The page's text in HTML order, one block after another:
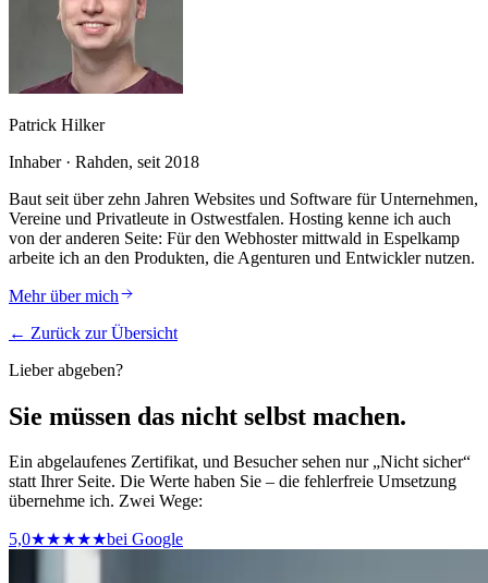
Patrick Hilker
Inhaber · Rahden, seit 2018
Baut seit über zehn Jahren Websites und Software für Unternehmen,
Vereine und Privatleute in Ostwestfalen. Hosting kenne ich auch
von der anderen Seite: Für den Webhoster mittwald in Espelkamp
arbeite ich an den Produkten, die Agenturen und Entwickler nutzen.
Mehr über mich
← Zurück zur Übersicht
Lieber abgeben?
Sie müssen das nicht selbst machen.
Ein abgelaufenes Zertifikat, und Besucher sehen nur „Nicht sicher“
statt Ihrer Seite. Die Werte haben Sie – die fehlerfreie Umsetzung
übernehme ich. Zwei Wege:
5,0★★★★★bei Google